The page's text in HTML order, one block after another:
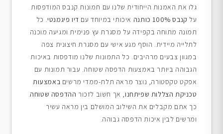
גלו את האמנות הייחודית שלנו עם תמונות קנבס המודפסות
על קנבס 100% כותנה איכותי במיוחד עם דיו פיגמנטי. כל
תמונה מתוחה בקפידה על מסגרת עץ פנימית ומגיעה מוכנה
לתלייה מיידית. הוסף מגע אישי עם מסגרת חיצונית צפה
במגוון צבעים מרהיבים. כל התמונות שלנו מודפסות באיכות
הגבוהה ביותר באמצעות הדפסה שטוחה. עבור תמונות עם
אפקט טקסטורה, נוצר מראה תלת-ממדי מרשים באמצעות
טכניקת הצללות שפיתחנו, אך חשוב לזכור ההדפסה שטוחה.
כך אתם מקבלים את השילוב המושלם בין מראה עשיר
ומרשים לבין איכות הדפסה גבוהה.